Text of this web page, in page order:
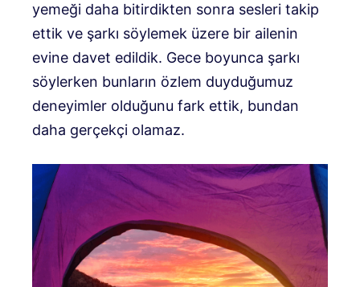
yemeği daha bitirdikten sonra sesleri takip
ettik ve şarkı söylemek üzere bir ailenin
evine davet edildik. Gece boyunca şarkı
söylerken bunların özlem duyduğumuz
deneyimler olduğunu fark ettik, bundan
daha gerçekçi olamaz.